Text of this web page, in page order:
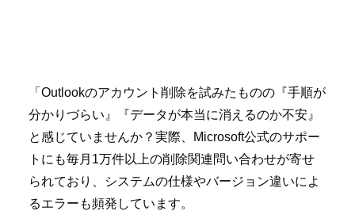
「Outlookのアカウント削除を試みたものの『手順が
分かりづらい』『データが本当に消えるのか不安』
と感じていませんか？実際、Microsoft公式のサポー
トにも毎月1万件以上の削除関連問い合わせが寄せ
られており、システムの仕様やバージョン違いによ
るエラーも頻発しています。